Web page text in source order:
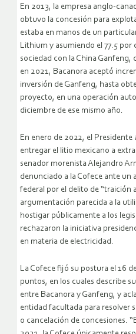
En 2013, la empresa anglo-
obtuvo la concesión para
estaba en manos de un
Lithium y asumiendo el 77.5 por
sociedad con la China
en 2021, Bacanora aceptó
inversión de Ganfeng, hasta
proyecto, en una operación
diciembre de ese mismo año.
En enero de 2022, el Presidente
entregar el litio mexicano a
senador morenista Alejandro
denunciado a la Cofece ante un
federal por el delito de “traición
argumentación parecida a la
hostigar públicamente a los
rechazaron la iniciativa
en materia de electricidad.
La Cofece fijó su postura el 16
puntos, en los cuales describe
entre Bacanora y Ganfeng, y
entidad facultada para resolver
o cancelación de concesiones.